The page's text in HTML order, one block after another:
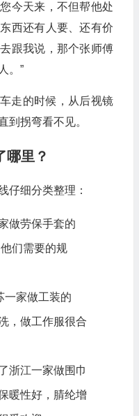
今天来，不但帮他处
西还有人要、还有价
跟我说，那个张师傅
。”
走的时候，从后视镜
到拐弯看不见。
哪里？
仔细分类整理：
做劳保手套的
们需要的规
一家做工装的
，做工作服很合
浙江一家做围巾
暖性好，腈纶增